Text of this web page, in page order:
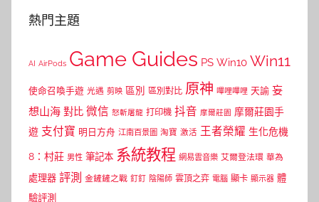
熱門主題
AI AirPods Game Guides PS Win10 Win11
使命召喚手遊 光遇 剪映 區別 區別對比 原神 嗶哩嗶哩 天諭 妄
想山海 對比 微信 怒斬屠龍 打印機 抖音 摩爾莊園 摩爾莊園手
遊 支付寶 明日方舟 江南百景圖 淘寶 激活 王者榮耀 生化危機
8：村莊 男性 筆記本 系統教程 網易雲音樂 艾爾登法環 華為
處理器 評測 金鏟鏟之戰 釘釘 陰陽師 雲頂之弈 電腦 顯卡 顯示器 體
驗評測